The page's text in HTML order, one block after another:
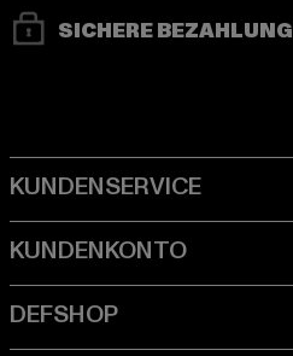
SICHERE BEZAHLUNG